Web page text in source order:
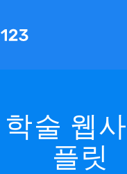
술 웹
플릿